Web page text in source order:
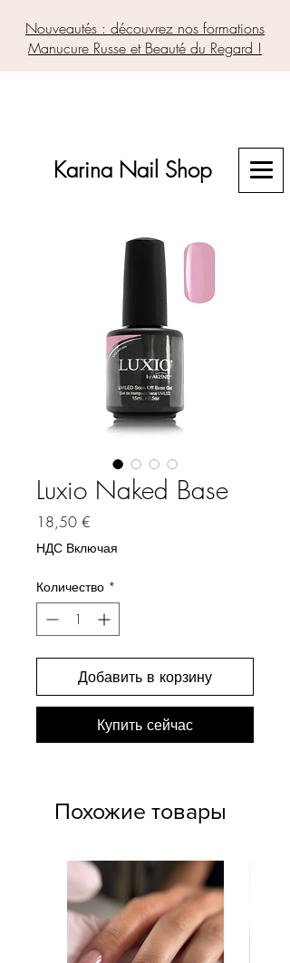
Karina Nail Shop
Nouveautés : découvrez nos formations
Manucure Russe et Beauté du Regard !
Luxio Naked Base
18,50 €
НДС Включая
Количество *
Добавить в корзину
Купить сейчас
Похожие товары